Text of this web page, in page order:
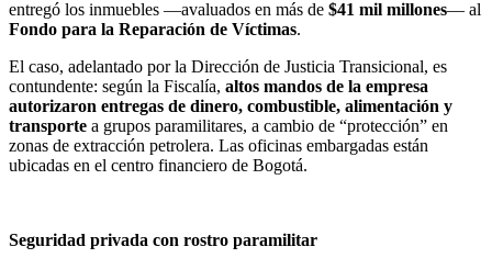
entregó los inmuebles —avaluados en más de $41 mil millones— al
Fondo para la Reparación de Víctimas.
El caso, adelantado por la Dirección de Justicia Transicional, es
contundente: según la Fiscalía, altos mandos de la empresa
autorizaron entregas de dinero, combustible, alimentación y
transporte a grupos paramilitares, a cambio de “protección” en
zonas de extracción petrolera. Las oficinas embargadas están
ubicadas en el centro financiero de Bogotá.
Seguridad privada con rostro paramilitar